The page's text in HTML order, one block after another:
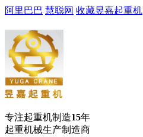
阿里巴巴 慧聪网 收藏昱嘉起重机
专注起重机制造15年
起重机械生产制造商